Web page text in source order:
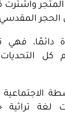
المتجر
دائمًا،
كل
لغة